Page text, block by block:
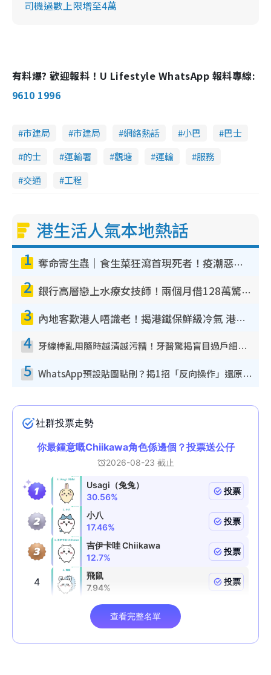
司機過數上限增至4萬
有料爆? 歡迎報料！U Lifestyle WhatsApp 報料專線:
9610 1996
市建局 市建局 網絡熱話 小巴
巴士
的士
運輸署 觀塘 運輸
服務
交通
工程
港生活人氣本地熱話
1 奪命寄生蟲｜食生菜狂瀉首現死者！疫潮惡化錄1.8萬宗病例 揭洗菜3大謬誤
2 銀行高層戀上水療女技師！兩個月借128萬驚覺「沉船」沉落火海 揭背後疑似邪教操控賣淫
3 內地客歎港人唔識老！揭港鐵保鮮級冷氣 港人求放過：咪投訴
4 牙線棒亂用隨時越清越污糟！牙醫驚揭盲目過戶細菌恐致蛀牙：呢種先係日常真保養
5 WhatsApp預設貼圖點刪？揭1招「反向操作」還原簡潔介面 附3步實測教學